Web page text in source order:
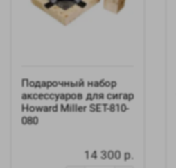
Подарочный набор
аксессуаров для сигар
Howard Miller SET-810-
080
14 300 р.